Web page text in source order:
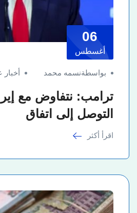
06
أغسطس
بواسطةنسمه محمد أخبار
ترامب: نتفاوض مع
التوصل إلى اتفاق
اقرأ أكثر